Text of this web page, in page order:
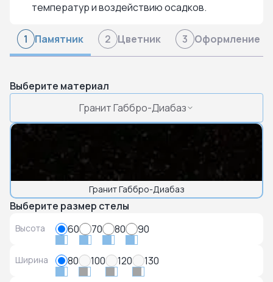
температур и воздействию осадков.
1 Памятник 2 Цветник 3 Оформление
Выберите материал
Гранит Габбро-Диабаз
Гранит Габбро-Диабаз
Выберите размер стелы
Высота 60 70 80 90
Ширина 80 100 120 130